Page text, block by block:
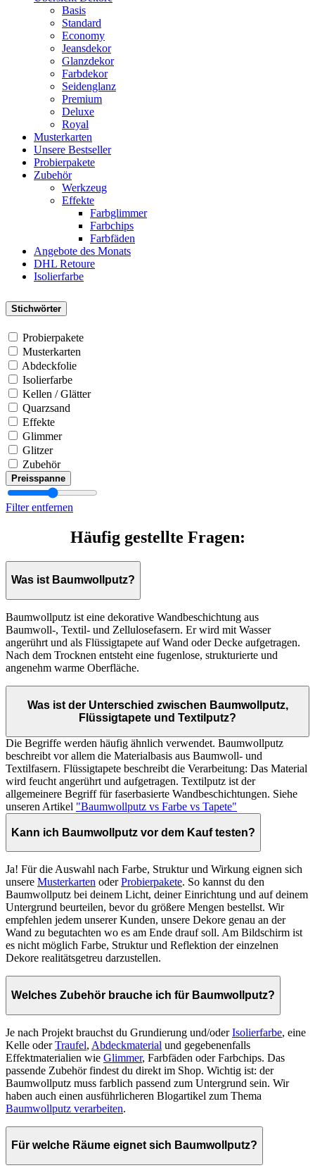
Basis
Standard
Economy
Jeansdekor
Glanzdekor
Farbdekor
Seidenglanz
Premium
Deluxe
Royal
Musterkarten
Unsere Bestseller
Probierpakete
Zubehör
Werkzeug
Effekte
Farbglimmer
Farbchips
Farbfäden
Angebote des Monats
DHL Retoure
Isolierfarbe
Stichwörter
Probierpakete
Musterkarten
Abdeckfolie
Isolierfarbe
Kellen / Glätter
Quarzsand
Effekte
Glimmer
Glitzer
Zubehör
Preisspanne
Filter entfernen
Häufig gestellte Fragen:
Was ist Baumwollputz?
Baumwollputz ist eine dekorative Wandbeschichtung aus
Baumwoll-, Textil- und Zellulosefasern. Er wird mit Wasser
angerührt und als Flüssigtapete auf Wand oder Decke aufgetragen.
Nach dem Trocknen entsteht eine fugenlose, strukturierte und
angenehm warme Oberfläche.
Was ist der Unterschied zwischen Baumwollputz,
Flüssigtapete und Textilputz?
Die Begriffe werden häufig ähnlich verwendet. Baumwollputz
beschreibt vor allem die Materialbasis aus Baumwoll- und
Textilfasern. Flüssigtapete beschreibt die Verarbeitung: Das Material
wird feucht angerührt und aufgetragen. Textilputz ist der
allgemeinere Begriff für faserbasierte Wandbeschichtungen. Siehe
unseren Artikel "Baumwollputz vs Farbe vs Tapete"
Kann ich Baumwollputz vor dem Kauf testen?
Ja! Für die Auswahl nach Farbe, Struktur und Wirkung eignen sich
unsere Musterkarten oderProbierpakete. So kannst du den
Baumwollputz bei deinem Licht, deiner Einrichtung und auf deinem
Untergrund beurteilen, bevor du größere Mengen bestellst. Wir
empfehlen jedem unserer Kunden, unsere Dekore genau an der
Wand zu begutachten wo es am Ende drauf soll. Am Bildschirm ist
es nicht möglich Farbe, Struktur und Reflektion der einzelnen
Dekore realitätsgetreu darzustellen.
Welches Zubehör brauche ich für Baumwollputz?
Je nach Projekt brauchst du Grundierung und/oderIsolierfarbe, eine
Kelle oderTraufel, Abdeckmaterial und gegebenenfalls
Effektmaterialien wie Glimmer, Farbfäden oder Farbchips. Das
passende Zubehör findest du direkt im Shop. Wichtig ist: der
Baumwollputz muss farblich passend zum Untergrund sein. Wir
haben auch einen ausführlicheren Blogartikel zum Thema
Baumwollputz verarbeiten.
Für welche Räume eignet sich Baumwollputz?